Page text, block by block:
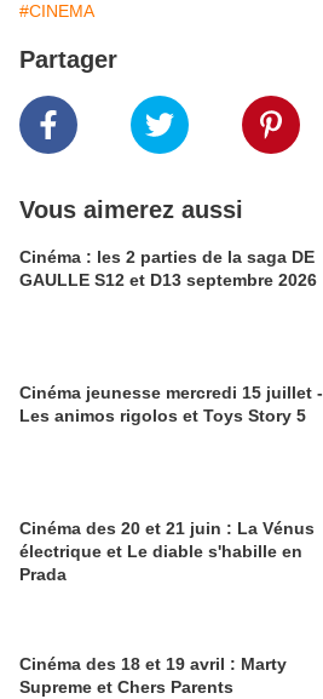
#CINEMA
Partager
Vous aimerez aussi
Cinéma : les 2 parties de la saga DE
GAULLE S12 et D13 septembre 2026
Cinéma jeunesse mercredi 15 juillet -
Les animos rigolos et Toys Story 5
Cinéma des 20 et 21 juin : La Vénus
électrique et Le diable s'habille en
Prada
Cinéma des 18 et 19 avril : Marty
Supreme et Chers Parents